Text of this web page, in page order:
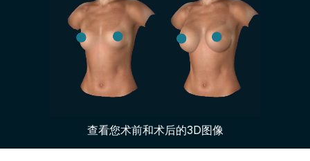
外科医生之家
查看您术前和术后的3D图像